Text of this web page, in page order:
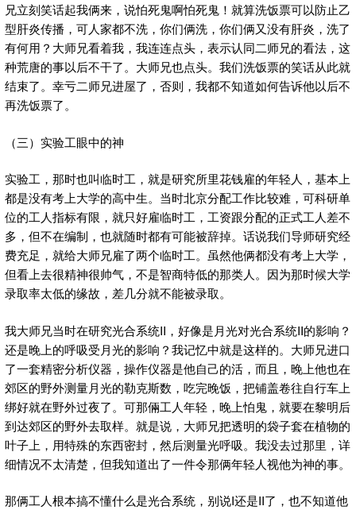
兄立刻笑话起我俩来，说怕死鬼啊怕死鬼！就算洗饭票可以防止乙
型肝炎传播，可人家都不洗，你们俩洗，你们俩又没有肝炎，洗了
有何用？大师兄看着我，我连连点头，表示认同二师兄的看法，这
种荒唐的事以后不干了。大师兄也点头。我们洗饭票的笑话从此就
结束了。幸亏二师兄进屋了，否则，我都不知道如何告诉他以后不
再洗饭票了。
（三）实验工眼中的神
实验工，那时也叫临时工，就是研究所里花钱雇的年轻人，基本上
都是没有考上大学的高中生。当时北京分配工作比较难，可科研单
位的工人指标有限，就只好雇临时工，工资跟分配的正式工人差不
多，但不在编制，也就随时都有可能被辞掉。话说我们导师研究经
费充足，就给大师兄雇了两个临时工。虽然他俩都没有考上大学，
但看上去很精神很帅气，不是智商特低的那类人。因为那时候大学
录取率太低的缘故，差几分就不能被录取。
我大师兄当时在研究光合系统II，好像是月光对光合系统II的影响？
还是晚上的呼吸受月光的影响？我记忆中就是这样的。大师兄进口
了一套精密分析仪器，操作仪器是他自己的活，而且，晚上他也在
郊区的野外测量月光的勒克斯数，吃完晚饭，把铺盖卷往自行车上
绑好就在野外过夜了。可那倆工人年轻，晚上怕鬼，就要在黎明后
到达郊区的野外去取样。就是说，大师兄把透明的袋子套在植物的
叶子上，用特殊的东西密封，然后测量光呼吸。我没去过那里，详
细情况不太清楚，但我知道出了一件令那俩年轻人视他为神的事。
那俩工人根本搞不懂什么是光合系统，别说I还是II了，也不知道他